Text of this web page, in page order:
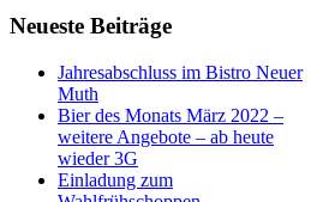
Neueste Beiträge
Jahresabschluss im Bistro Neuer
Muth
Bier des Monats März 2022 –
weitere Angebote – ab heute
wieder 3G
Einladung zum